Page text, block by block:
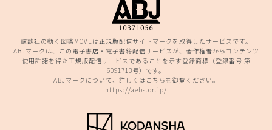
講談社の動く図鑑MOVEは正規版配信サイトマークを取得したサービスです。
ABJマークは、この電子書店・電子書籍配信サービスが、著作権者からコンテンツ
使用許諾を得た正規版配信サービスであることを示す登録商標（登録番号 第
6091713号）です。
ABJマークについて、詳しくはこちらを御覧ください。
https://aebs.or.jp/